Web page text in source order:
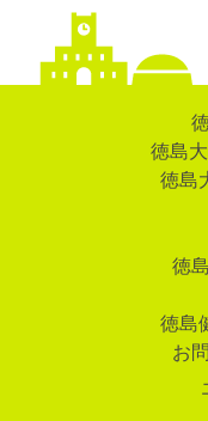
徳島
徳島
徳
徳島
お